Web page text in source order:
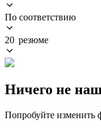
По соответствию
20 резюме
Ничего не
Попробуйте изменить